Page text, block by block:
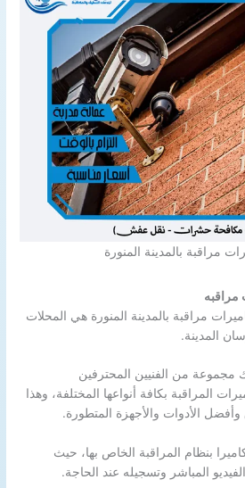
مراقبة بالمدينة المنورة
مراقبة بالمدينة المنورة هي المحلات
المدينة.
مجموعة من الفنيين المحترفين
المراقبة بكافة أنواعها المختلفة، وهذا
الأدوات والأجهزة المتطورة.
بنظام المراقبة الخاص بها، حيث
المباشر وتسجيله عند الحاجة.